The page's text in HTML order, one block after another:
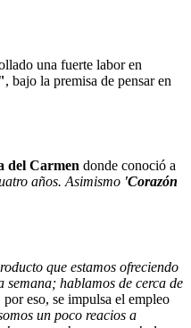
una fuerte labor en
, bajo la premisa de pensar en
del Carmen donde conoció a
años. Asimismo 'Corazón
que estamos ofreciendo
semana; hablamos de cerca de
eso, se impulsa el empleo
un poco reacios a